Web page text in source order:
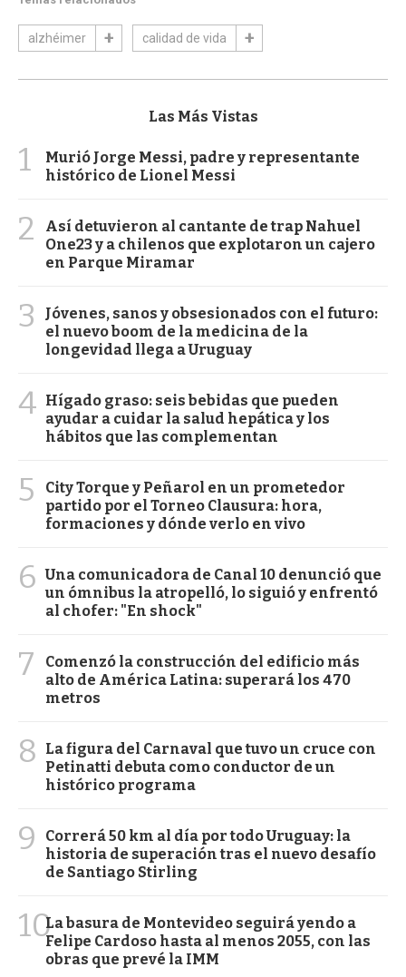
alzhéimer calidad de vida
Las Más Vistas
1
Murió Jorge Messi, padre y representante
histórico de Lionel Messi
2
Así detuvieron al cantante de trap Nahuel
One23 y a chilenos que explotaron un cajero
en Parque Miramar
3
Jóvenes, sanos y obsesionados con el futuro:
el nuevo boom de la medicina de la
longevidad llega a Uruguay
4 Hígado graso: seis bebidas que pueden
ayudar a cuidar la salud hepática y los
hábitos que las complementan
5
City Torque y Peñarol en un prometedor
partido por el Torneo Clausura: hora,
formaciones y dónde verlo en vivo
6 Una comunicadora de Canal 10 denunció que
un ómnibus la atropelló, lo siguió y enfrentó
al chofer: "En shock"
7
Comenzó la construcción del edificio más
alto de América Latina: superará los 470
metros
8
La figura del Carnaval que tuvo un cruce con
Petinatti debuta como conductor de un
histórico programa
9
Correrá 50 km al día por todo Uruguay: la
historia de superación tras el nuevo desafío
de Santiago Stirling
10La basura de Montevideo seguirá yendo a
Felipe Cardoso hasta al menos 2055, con las
obras que prevé la IMM